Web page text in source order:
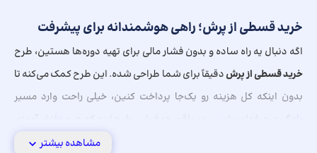
خرید قسطی از پرش؛ راهی هوشمندانه برای پیشرفت
اگه دنبال یه راه ساده و بدون فشار مالی برای تهیه دوره‌ها هستین، طرح
خرید قسطی از پرشدقیقاً برای شما طراحی شده. این طرح کمک می‌کنه تا
بدون اینکه کل هزینه رو یک‌جا پرداخت کنین، خیلی راحت وارد مسیر
یادگیری حرفه‌ای بشین. در واقع، هدف این طرح اینه که هیچ دانش‌آموزی
به خاطر شرایط مالی از آموزش باکیفیت عقب نمونه و بتونهخرید بستهمشاهده بیشتر